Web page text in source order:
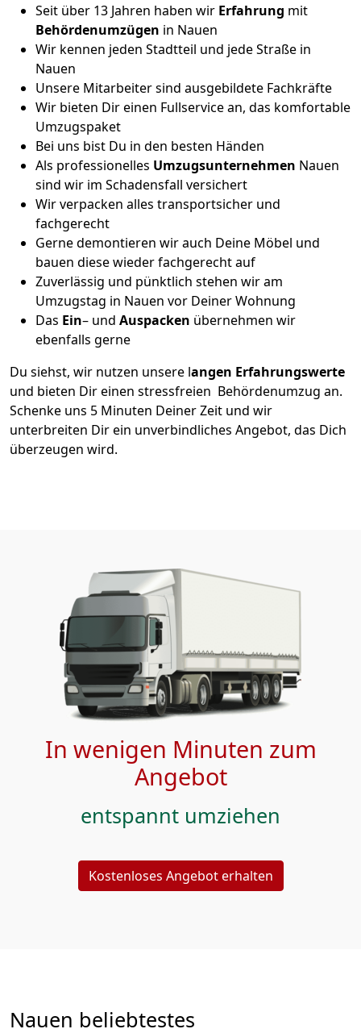
Seit über 13 Jahren haben wir Erfahrung mit
Behördenumzügen in Nauen
Wir kennen jeden Stadtteil und jede Straße in
Nauen
Unsere Mitarbeiter sind ausgebildete Fachkräfte
Wir bieten Dir einen Fullservice an, das komfortable
Umzugspaket
Bei uns bist Du in den besten Händen
Als professionelles Umzugsunternehmen Nauen
sind wir im Schadensfall versichert
Wir verpacken alles transportsicher und
fachgerecht
Gerne demontieren wir auch Deine Möbel und
bauen diese wieder fachgerecht auf
Zuverlässig und pünktlich stehen wir am
Umzugstag in Nauen vor Deiner Wohnung
Das Ein– und Auspacken übernehmen wir
ebenfalls gerne
Du siehst, wir nutzen unsere langen Erfahrungswerte
und bieten Dir einen stressfreien Behördenumzug an.
Schenke uns 5 Minuten Deiner Zeit und wir
unterbreiten Dir ein unverbindliches Angebot, das Dich
überzeugen wird.
In wenigen Minuten zum
Angebot
entspannt umziehen
Kostenloses Angebot erhalten
Nauen beliebtestes